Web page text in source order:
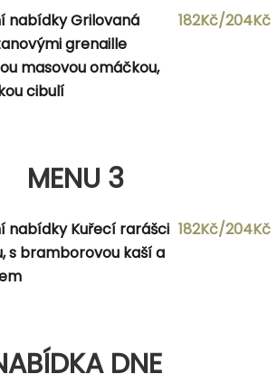
nabídky Grilovaná
grenaille
masovou omáčkou,
cibulí
182Kč/204Kč
MENU 3
nabídky Kuřecí rarášci
s bramborovou kaší a
182Kč/204Kč
DNE